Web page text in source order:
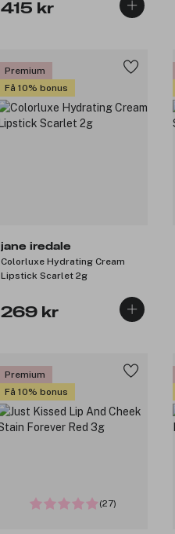
415 kr
Premium
Få 10% bonus
jane iredale
Colorluxe Hydrating Cream
Lipstick Scarlet 2g
269 kr
Premium
Få 10% bonus
(27)